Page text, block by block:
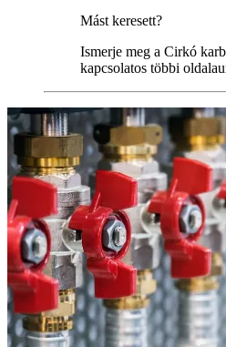
Mást keresett?
Ismerje meg a Cirkó
kapcsolatos többi